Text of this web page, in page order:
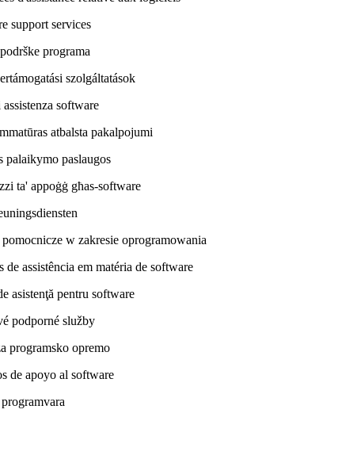
support services
programa
szolgáltatások
software
atbalsta pakalpojumi
palaikymo paslaugos
ta' appoġġ għas-software
w zakresie oprogramowania
assistência em matéria de software
asistenţă pentru software
podporné služby
programsko opremo
de apoyo al software